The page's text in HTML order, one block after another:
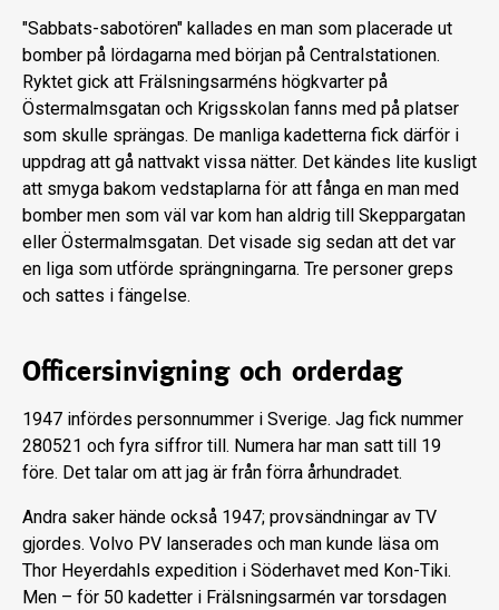
"Sabbats-sabotören" kallades en man som placerade ut
bomber på lördagarna med början på Centralstationen.
Ryktet gick att Frälsningsarméns högkvarter på
Östermalmsgatan och Krigsskolan fanns med på platser
som skulle sprängas. De manliga kadetterna fick därför i
uppdrag att gå nattvakt vissa nätter. Det kändes lite kusligt
att smyga bakom vedstaplarna för att fånga en man med
bomber men som väl var kom han aldrig till Skeppargatan
eller Östermalmsgatan. Det visade sig sedan att det var
en liga som utförde sprängningarna. Tre personer greps
och sattes i fängelse.
Officersinvigning och orderdag
1947 infördes personnummer i Sverige. Jag fick nummer
280521 och fyra siffror till. Numera har man satt till 19
före. Det talar om att jag är från förra århundradet.
Andra saker hände också 1947; provsändningar av TV
gjordes. Volvo PV lanserades och man kunde läsa om
Thor Heyerdahls expedition i Söderhavet med Kon-Tiki.
Men – för 50 kadetter i Frälsningsarmén var torsdagen